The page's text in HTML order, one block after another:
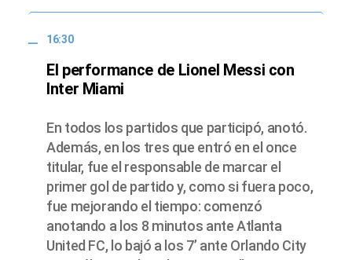
16:30
El performance de Lionel Messi con
Inter Miami
En todos los partidos que participó, anotó.
Además, en los tres que entró en el once
titular, fue el responsable de marcar el
primer gol de partido y, como si fuera poco,
fue mejorando el tiempo: comenzó
anotando a los 8 minutos ante Atlanta
United FC, lo bajó a los 7’ ante Orlando City